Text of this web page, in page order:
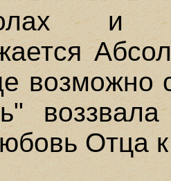
и
Отца